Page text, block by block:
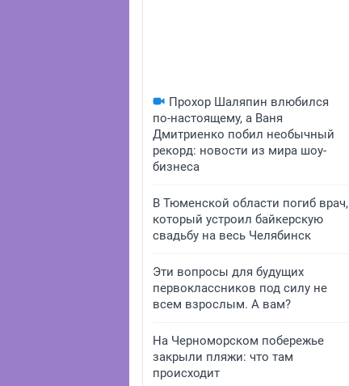
Прохор Шаляпин влюбился
по-настоящему, а Ваня
Дмитриенко побил необычный
рекорд: новости из мира шоу-
бизнеса
В Тюменской области погиб врач,
который устроил байкерскую
свадьбу на весь Челябинск
Эти вопросы для будущих
первоклассников под силу не
всем взрослым. А вам?
На Черноморском побережье
закрыли пляжи: что там
происходит